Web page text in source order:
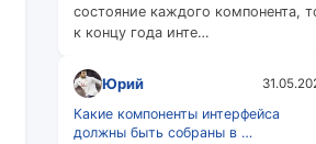
состояние каждого компонента,
к концу года инте…
Юрий
Какие компоненты интерфейса
должны быть собраны в …